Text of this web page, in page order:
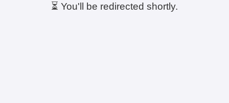
⏳ You'll be redirected shortly.